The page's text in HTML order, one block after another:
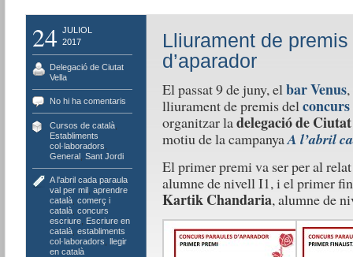
24 JULIOL
2017
Delegació de Ciutat
Vella
No hi ha comentaris
Cursos de català,
Establiments
col·laboradors
General, Sant Jordi
A l'abril cada paraula
val per mil, aprendre
català, comerç i
català, concurs
escriure, Escriure en
català, establiments
col·laboradors llegir
en català
Lliurament de
d’aparador
El passat 9 de juny, elbar Venus,
lliurament de premis del
organitzar ladelegació de
motiu de la campanyaA l’abril
El primer premi va ser per al
alumne de nivell I1, i el primer
Kartik Chandaria, alumne de